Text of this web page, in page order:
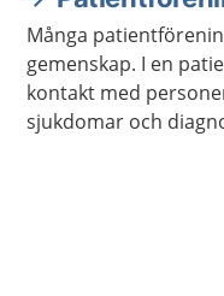
Många
gemenskap. I en
kontakt med
sjukdomar och diagnoser. Här kan du se